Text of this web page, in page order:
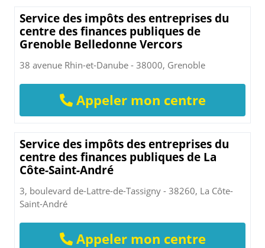
Service des impôts des entreprises du
centre des finances publiques de
Grenoble Belledonne Vercors
38 avenue Rhin-et-Danube - 38000, Grenoble
Appeler mon centre
Service des impôts des entreprises du
centre des finances publiques de La
Côte-Saint-André
3, boulevard de-Lattre-de-Tassigny - 38260, La Côte-
Saint-André
Appeler mon centre